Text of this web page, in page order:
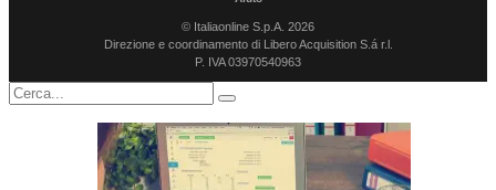
© Italiaonline S.p.A. 2026
Direzione e coordinamento di Libero Acquisition S.á r.l.
P. IVA 03970540963